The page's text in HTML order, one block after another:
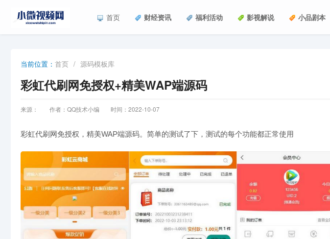
首页 财经资讯 福利活动 影视解说 小品剧本
当前位置： 首页 / 源码模板库
彩虹代刷网免授权+精美WAP端源码
来源： 作者：QQ技术小编 时间：2022-10-07
彩虹代刷网免授权，精美WAP端源码。简单的测试了下，测试的每个功能都正常使用